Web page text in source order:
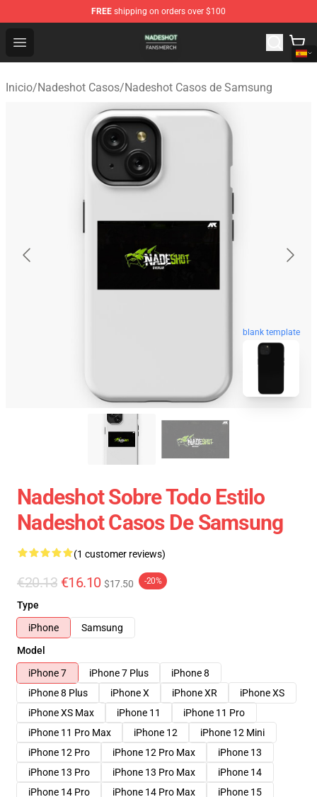
FREE shipping on orders over $100
Open menu
Nadeshot Shop - Official Nadeshot Merchandise Store
Inicio/Nadeshot Casos/Nadeshot Casos de Samsung
blank template
Nadeshot Sobre Todo Estilo
Nadeshot Casos De Samsung
(1 customer reviews)
€20.13 €16.10 $17.50 -20%
Type
iPhone
Samsung
Model
iPhone 7
iPhone 7 Plus
iPhone 8
iPhone 8 Plus
iPhone X iPhone XR
iPhone XS
iPhone XS Max
iPhone 11
iPhone 11 Pro
iPhone 11 Pro Max
iPhone 12
iPhone 12 Mini
iPhone 12 Pro
iPhone 12 Pro Max
iPhone 13
iPhone 13 Pro
iPhone 13 Pro Max
iPhone 14
iPhone 14 Pro
iPhone 14 Pro Max
iPhone 15